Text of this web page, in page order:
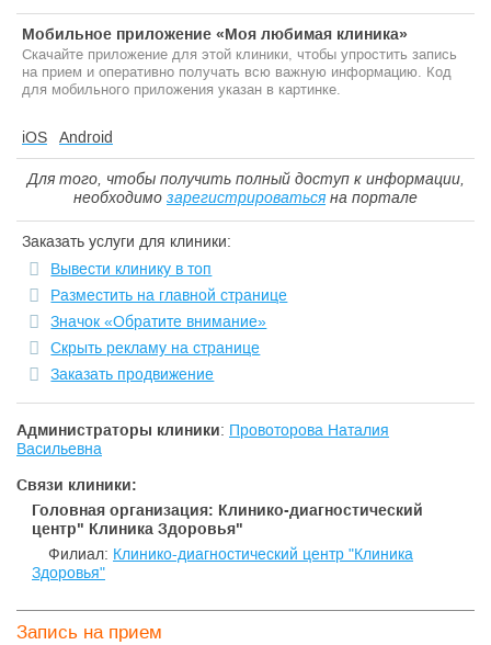
Мобильное приложение «Моя любимая клиника»
Скачайте приложение для этой клиники, чтобы упростить запись
на прием и оперативно получать всю важную информацию. Код
для мобильного приложения указан в картинке.
iOS Android
Для того, чтобы получить полный доступ к информации,
необходимо зарегистрироватьсяна портале
Заказать услуги для клиники:
Вывести клинику в топ
Разместить на главной странице
Значок «Обратите внимание»
Скрыть рекламу на странице
Заказать продвижение
Администраторы клиники: Провоторова Наталия
Васильевна
Связи клиники:
Головная организация: Клинико-диагностический
центр" Клиника Здоровья"
Филиал: Клинико-диагностический центр "Клиника
Здоровья"
Запись на прием